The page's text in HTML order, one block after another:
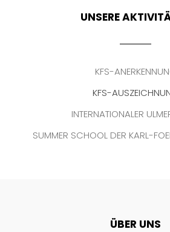
UNSERE
KFS-
KFS-
INTERNATIONALER
SUMMER SCHOOL DER KARL-
ÜBER UNS